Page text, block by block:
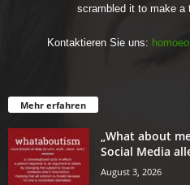
scrambled it to make a
Kontaktieren Sie uns:
Mehr erfahren
„What about
Social Media
August 3, 2026